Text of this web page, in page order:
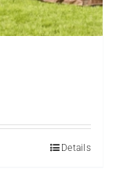
Details